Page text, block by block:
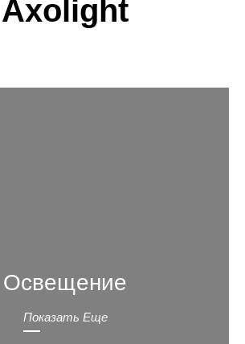
Axolight
Освещение
Показать Еще